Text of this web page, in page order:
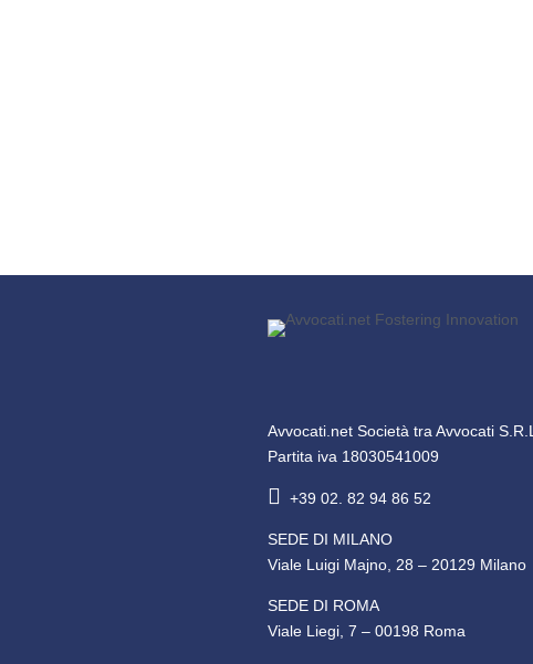
Avvocati.net Società tra Avvocati S.R.L
Partita iva 18030541009
 +39 02. 82 94 86 52
SEDE DI MILANO
Viale Luigi Majno, 28 – 20129 Milano
SEDE DI ROMA
Viale Liegi, 7 – 00198 Roma